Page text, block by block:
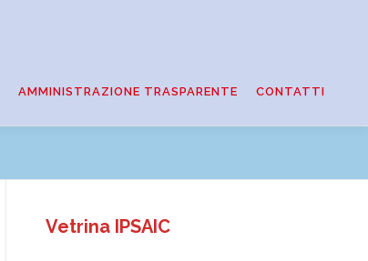
AMMINISTRAZIONE TRASPARENTE CONTATTI
Vetrina IPSAIC